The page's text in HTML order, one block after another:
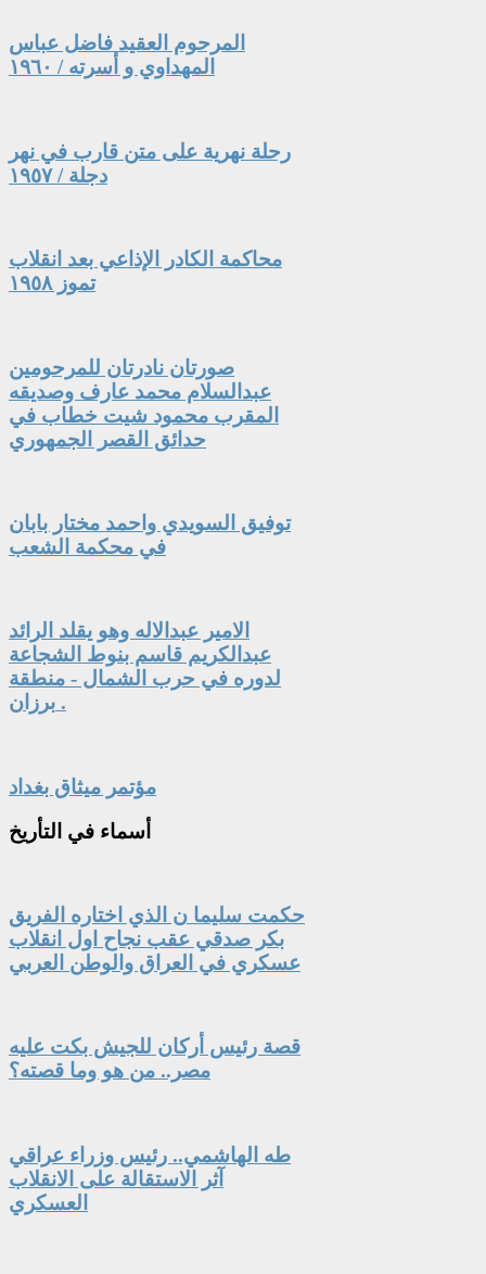
المرحوم العقيد فاضل عباس
المهداوي و أسرته / ١٩٦٠
رحلة نهرية على متن قارب في نهر
دجلة / ١٩٥٧
محاكمة الكادر الإذاعي بعد انقلاب
تموز ١٩٥٨
صورتان نادرتان للمرحومين
عبدالسلام محمد عارف وصديقه
المقرب محمود شيت خطاب في
حدائق القصر الجمهوري
توفيق السويدي واحمد مختار بابان
في محكمة الشعب
الامير عبدالاله وهو يقلد الرائد
عبدالكريم قاسم بنوط الشجاعة
لدوره في حرب الشمال - منطقة
برزان .
مؤتمر ميثاق بغداد
أسماء في التأريخ
حكمت سليما ن الذي اختاره الفريق
بكر صدقي عقب نجاح اول انقلاب
عسكري في العراق والوطن العربي
قصة رئيس أركان للجيش بكت عليه
مصر.. من هو وما قصته؟
طه الهاشمي.. رئيس وزراء عراقي
آثر الاستقالة على الانقلاب
العسكري